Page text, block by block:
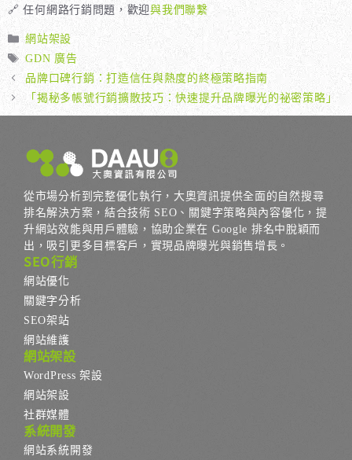
🔗 任何網路行銷問題，歡迎與我們聯繫
分
類
網站架設
標
籤
GDN 廣告
品牌口碑行銷：打造信任與熱度的終極策略指南
「揭秘多帳號行銷擴散技巧：快速提升品牌曝光的祕密策略」
從市場分析到完整優化執行，大奧資訊提供全面的自然搜尋
排名解決方案，結合技術 SEO、關鍵字策略與內容優化，提
升網站效能與用戶體驗，協助企業在 Google 排名中脫穎而
出，吸引更多目標客戶，實現品牌曝光與銷售增長。
SEO行銷
網站優化
關鍵字分析
SEO架站
網站維護
網站架設
WordPress 架設
網站架設
社群媒體
系統開發
網站系統開發